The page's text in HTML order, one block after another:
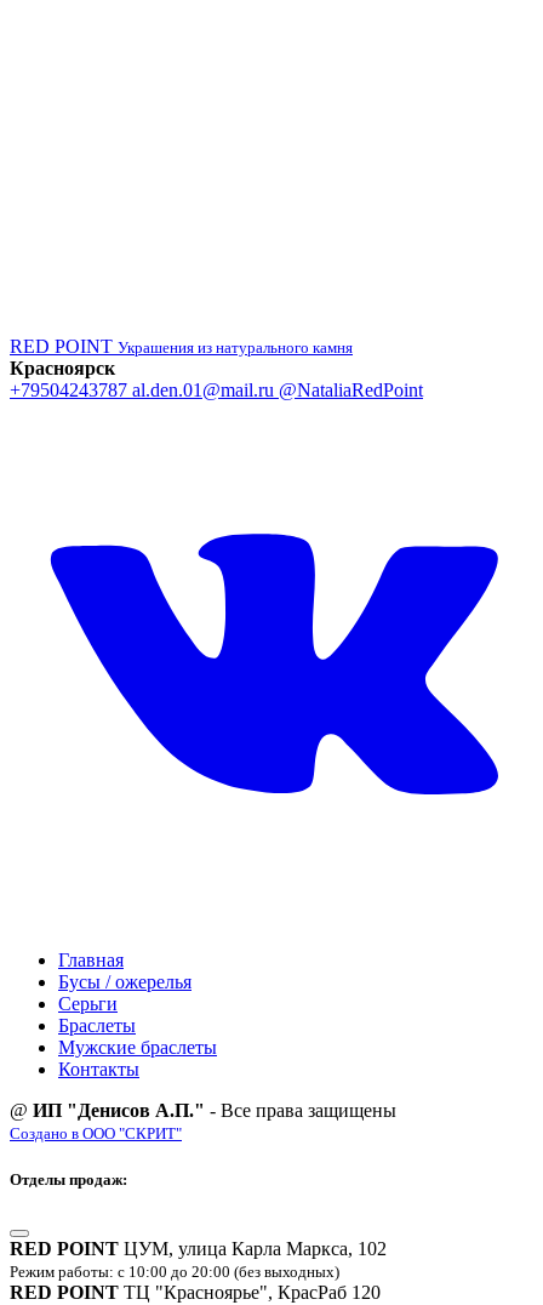
RED POINT Украшения из натурального камня
Красноярск
+79504243787 al.den.01@mail.ru @NataliaRedPoint
Главная
Бусы / ожерелья
Серьги
Браслеты
Мужские браслеты
Контакты
@ ИП "Денисов А.П." - Все права защищены
Создано в ООО "СКРИТ"
Отделы продаж:
RED POINT ЦУМ, улица Карла Маркса, 102
Режим работы: с 10:00 до 20:00 (без выходных)
RED POINT ТЦ "Красноярье", КрасРаб 120